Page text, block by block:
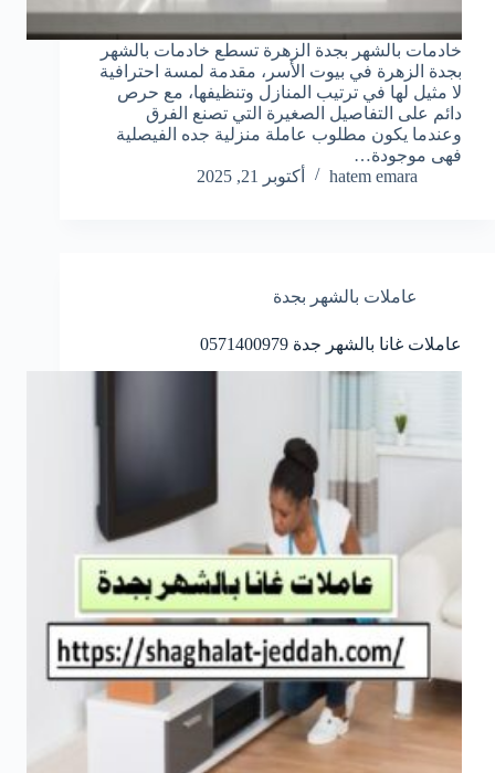
خادمات بالشهر بجدة الزهرة تسطع خادمات بالشهر
بجدة الزهرة في بيوت الأسر، مقدمة لمسة احترافية
لا مثيل لها في ترتيب المنازل وتنظيفها، مع حرص
دائم على التفاصيل الصغيرة التي تصنع الفرق
وعندما يكون مطلوب عاملة منزلية جده الفيصلية
فهى موجودة…
hatem emara
أكتوبر 21, 2025
عاملات بالشهر بجدة
عاملات غانا بالشهر جدة 0571400979